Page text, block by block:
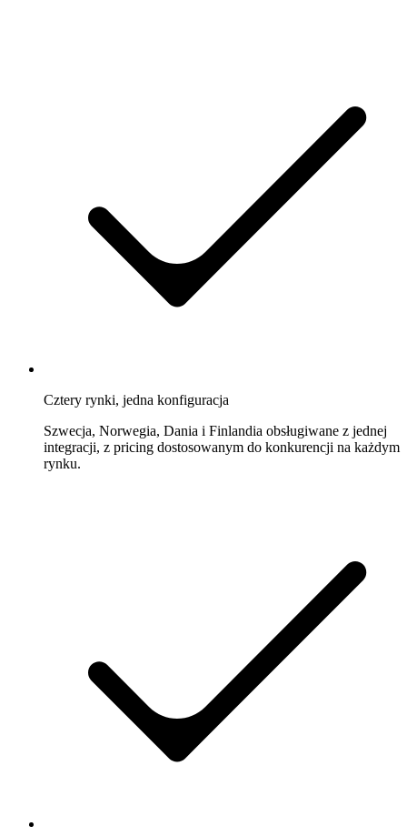
Cztery rynki, jedna konfiguracja
Szwecja, Norwegia, Dania i Finlandia obsługiwane z jednej
integracji, z pricing dostosowanym do konkurencji na każdym
rynku.